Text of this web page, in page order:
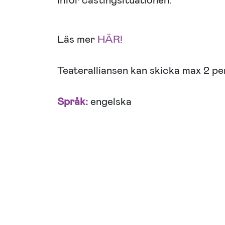
Läs mer HÄR!
Teateralliansen kan skicka max 2
Språk:engelska